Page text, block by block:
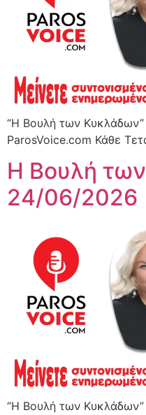
“Η Βουλή των Κυκλάδων”
ParosVoice.com Κάθε
Η Βουλή
24/06/2026
“Η Βουλή των Κυκλάδων”